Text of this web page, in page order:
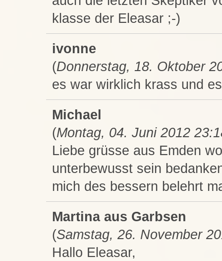
klasse der Eleasar ;-)
ivonne
(Donnerstag, 18. Oktober
es war wirklich krass und
Michael
(Montag, 04. Juni 2012
Liebe grüsse aus Emden
unterbewusst sein
mich des bessern belehrt
Martina aus Garbsen
(Samstag, 26. November
Hallo Eleasar,